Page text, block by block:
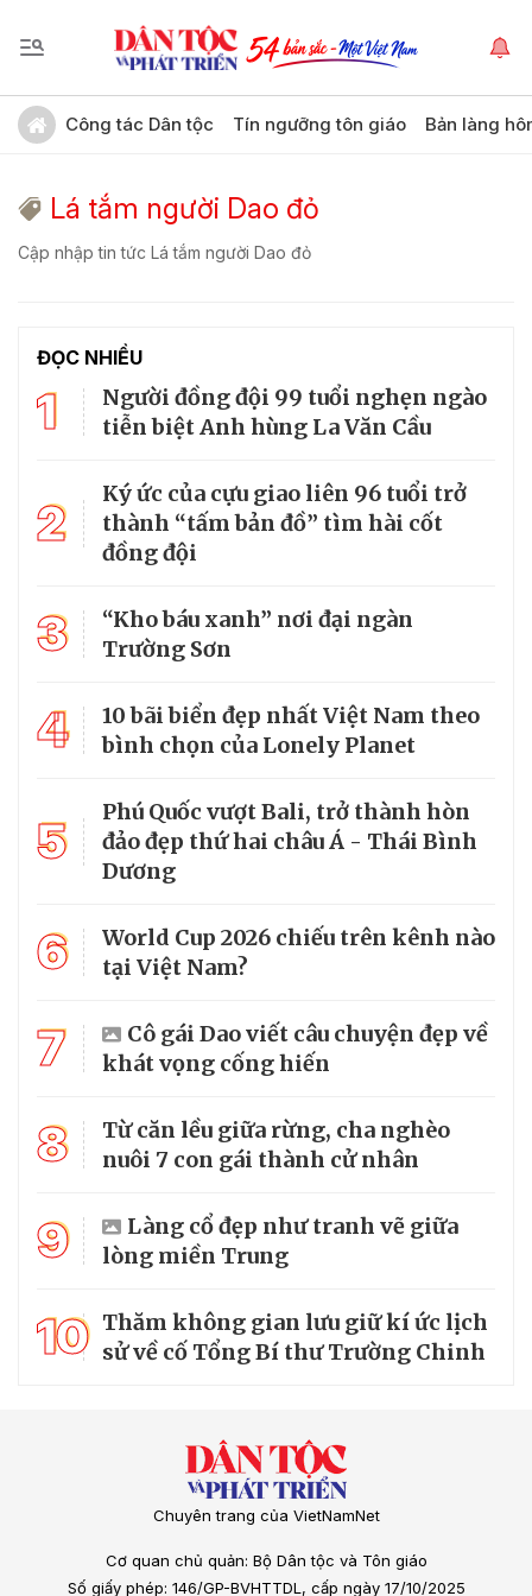
Công tác Dân tộc Tín ngưỡng tôn giáo Bản làng
Lá tắm người Dao đỏ
Cập nhập tin tức Lá tắm người Dao đỏ
ĐỌC NHIỀU
1
Người đồng đội 99 tuổi nghẹn ngào
tiễn biệt Anh hùng La Văn Cầu
2
Ký ức của cựu giao liên 96 tuổi trở
thành “tấm bản đồ” tìm hài cốt
đồng đội
3
“Kho báu xanh” nơi đại ngàn
Trường Sơn
4
10 bãi biển đẹp nhất Việt Nam theo
bình chọn của Lonely Planet
5
Phú Quốc vượt Bali, trở thành hòn
đảo đẹp thứ hai châu Á - Thái Bình
Dương
6
World Cup 2026 chiếu trên kênh nào
tại Việt Nam?
7
Cô gái Dao viết câu chuyện đẹp về
khát vọng cống hiến
8
Từ căn lều giữa rừng, cha nghèo
nuôi 7 con gái thành cử nhân
9
Làng cổ đẹp như tranh vẽ giữa
lòng miền Trung
10 Thăm không gian lưu giữ kí ức lịch
sử về cố Tổng Bí thư Trường Chinh
Chuyên trang của VietNamNet
Cơ quan chủ quản: Bộ Dân tộc và Tôn giáo
Số giấy phép: 146/GP-BVHTTDL, cấp ngày 17/10/2025